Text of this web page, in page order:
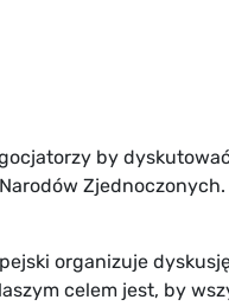
by
Zjednoczonych.
organizuje
celem jest, by